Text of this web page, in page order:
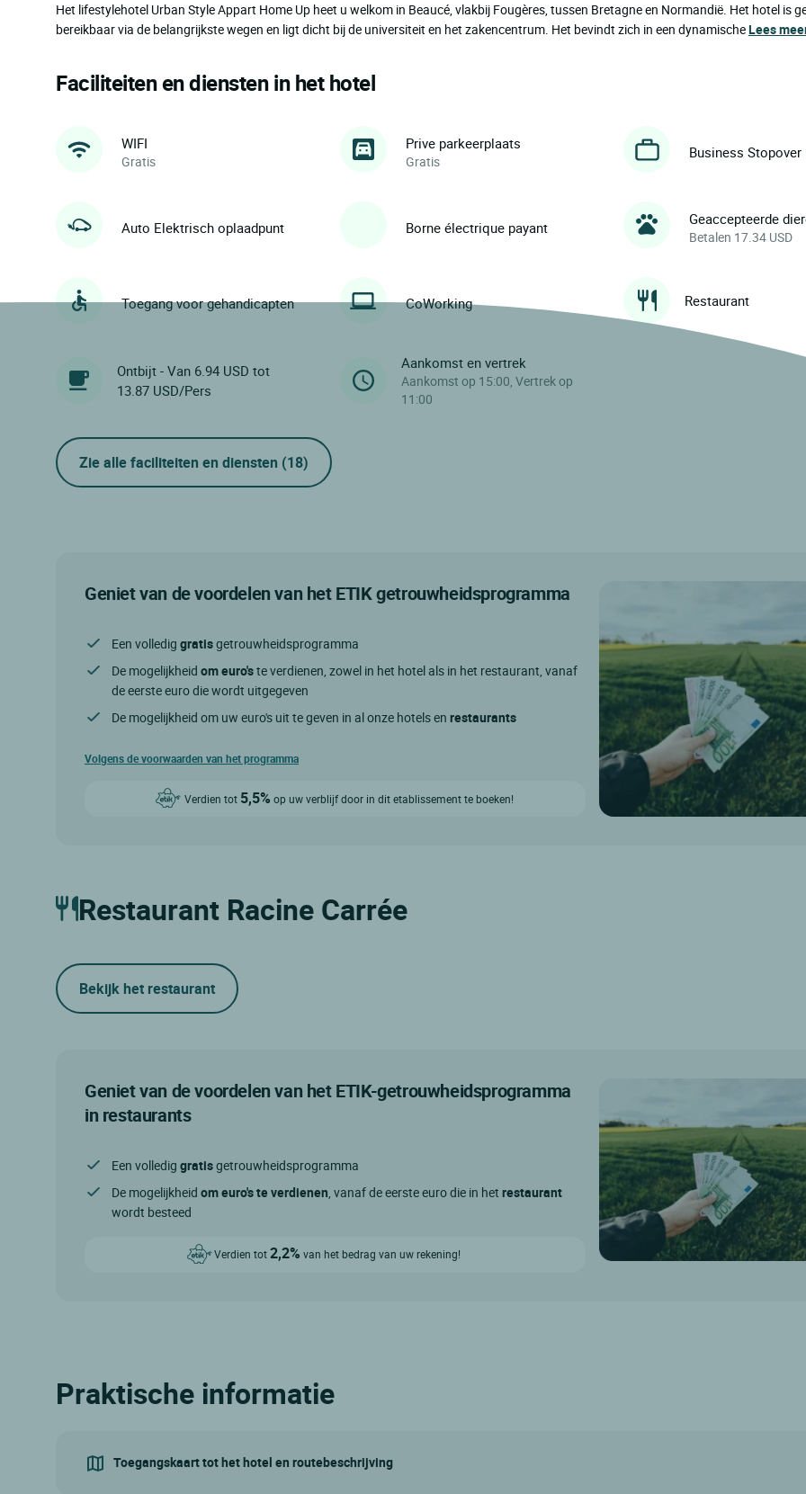
Het lifestylehotel Urban Style Appart Home Up heet u welkom in Beaucé, vlakbij Fougères, tussen Bretagne en Normandië. Het hotel is
bereikbaar via de belangrijkste wegen en ligt dicht bij de universiteit en het zakencentrum. Het bevindt zich in een dynamischeLees
Faciliteiten en diensten in het hotel
WIFI
Gratis
Prive parkeerplaats
Gratis
Business Stopover
Auto Elektrisch oplaadpunt Borne électrique payant Geaccepteerde
Betalen 17.34 USD
Toegang voor gehandicapten CoWorking Restaurant
Ontbijt - Van 6.94 USD tot
13.87 USD/Pers
Aankomst en vertrek
Aankomst op 15:00, Vertrek op
11:00
Zie alle faciliteiten en diensten (18)
Geniet van de voordelen van het ETIK getrouwheidsprogramma
Een volledig gratisgetrouwheidsprogramma
De mogelijkheid om euro'ste verdienen, zowel in het hotel als in het restaurant, vanaf
de eerste euro die wordt uitgegeven
De mogelijkheid om uw euro's uit te geven in al onze hotels en restaurants
Volgens de voorwaarden van het programma
Verdien tot 5,5% op uw verblijf door in dit etablissement te boeken!
Restaurant Racine Carrée
Bekijk het restaurant
Geniet van de voordelen van het ETIK-getrouwheidsprogramma
in restaurants
Een volledig gratisgetrouwheidsprogramma
De mogelijkheid om euro's te verdienen, vanaf de eerste euro die in het restaurant
wordt besteed
Verdien tot2,2% van het bedrag van uw rekening!
Praktische informatie
Toegangskaart tot het hotel en routebeschrijving